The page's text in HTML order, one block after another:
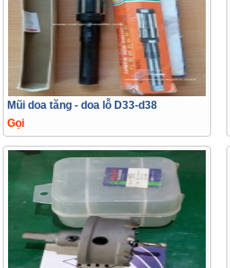
Mũi doa tăng - doa lỗ D33-d38
Gọi